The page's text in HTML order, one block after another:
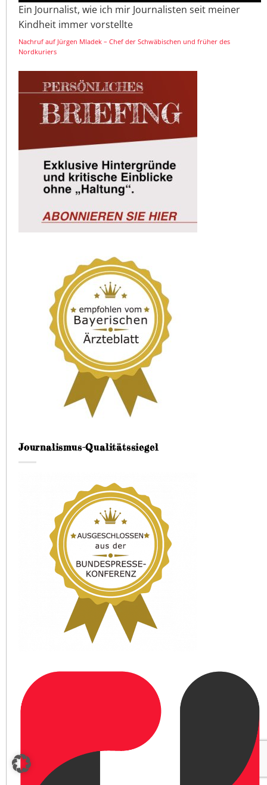
Ein Journalist, wie ich mir Journalisten seit meiner
Kindheit immer vorstellte
Nachruf auf Jürgen Mladek – Chef der Schwäbischen und früher des
Nordkuriers
Journalismus-Qualitätssiegel